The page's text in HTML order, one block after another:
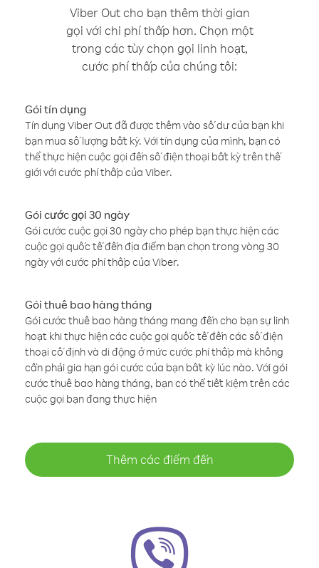
Viber Out cho bạn thêm thời gian
gọi với chi phí thấp hơn. Chọn một
trong các tùy chọn gọi linh hoạt,
cước phí thấp của chúng tôi:
Gói tín dụng
Tín dụng Viber Out đã được thêm vào số dư của bạn khi
bạn mua số lượng bất kỳ. Với tín dụng của mình, bạn có
thể thực hiện cuộc gọi đến số điện thoại bất kỳ trên thế
giới với cước phí thấp của Viber.
Gói cước gọi 30 ngày
Gói cước cuộc gọi 30 ngày cho phép bạn thực hiện các
cuộc gọi quốc tế đến địa điểm bạn chọn trong vòng 30
ngày với cước phí thấp của Viber.
Gói thuê bao hàng tháng
Gói cước thuê bao hàng tháng mang đến cho bạn sự linh
hoạt khi thực hiện các cuộc gọi quốc tế đến các số điện
thoại cố định và di động ở mức cước phí thấp mà không
cần phải gia hạn gói cước của bạn bất kỳ lúc nào. Với gói
cước thuê bao hàng tháng, bạn có thể tiết kiệm trên các
cuộc gọi bạn đang thực hiện
Thêm các điểm đến